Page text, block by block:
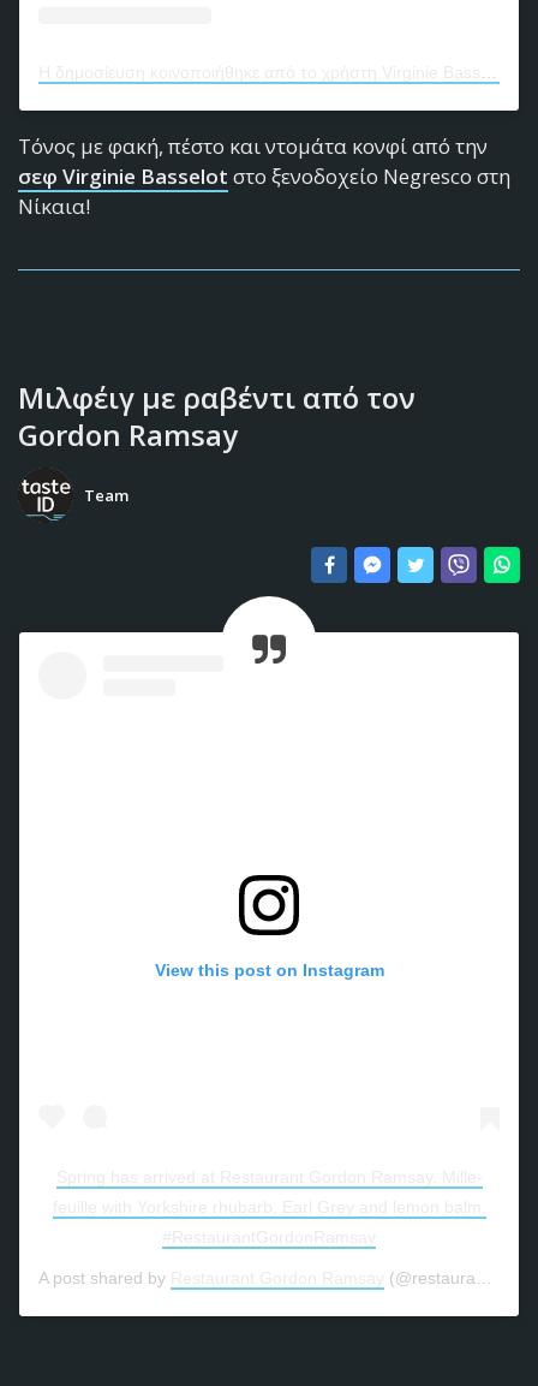
Η δημοσίευση κοινοποιήθηκε από το χρήστη Virginie Basselot (@virginiebasselot)
Τόνος με φακή, πέστο και ντομάτα κονφί από την
σεφ Virginie Basselot στο ξενοδοχείο Negresco στη
Νίκαια!
Μιλφέιγ με ραβέντι από τον
Gordon Ramsay
Team
View this post on Instagram
A post shared by (@restaurantgordonramsay) on